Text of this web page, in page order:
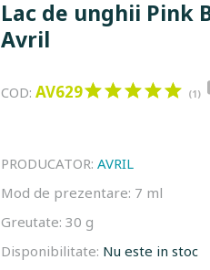
Lac de unghii Pink
Avril
COD: AV629 (1)
PRODUCATOR: AVRIL
Mod de prezentare: 7 ml
Greutate: 30 g
Disponibilitate: Nu este in stoc